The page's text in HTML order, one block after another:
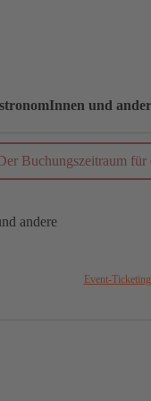
und
Buchungszeitraum für
andere
Event-